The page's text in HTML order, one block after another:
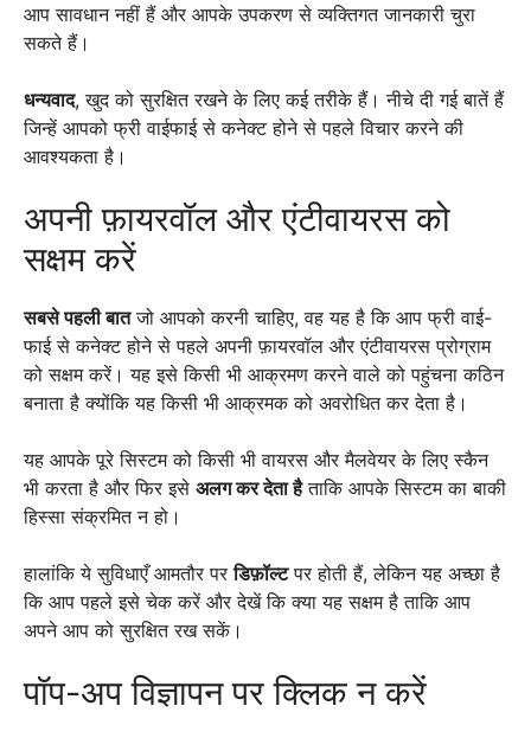
आप सावधान नहीं हैं और आपके उपकरण से व्यक्तिगत जानकारी चुरा
सकते हैं।
धन्यवाद, खुद को सुरक्षित रखने के लिए कई तरीके हैं। नीचे दी गई बातें हैं
जिन्हें आपको फ्री वाईफाई से कनेक्ट होने से पहले विचार करने की
आवश्यकता है।
अपनी फ़ायरवॉल और एंटीवायरस को
सक्षम करें
सबसे पहली बातजो आपको करनी चाहिए, वह यह है कि आप फ्री वाई-
फाई से कनेक्ट होने से पहले अपनी फ़ायरवॉल और एंटीवायरस प्रोग्राम
को सक्षम करें। यह इसे किसी भी आक्रमण करने वाले को पहुंचना कठिन
बनाता है क्योंकि यह किसी भी आक्रमक को अवरोधित कर देता है।
यह आपके पूरे सिस्टम को किसी भी वायरस और मैलवेयर के लिए स्कैन
भी करता है और फिर इसे अलग कर देता हैताकि आपके सिस्टम का बाकी
हिस्सा संक्रमित न हो।
हालांकि ये सुविधाएँ आमतौर परडिफ़ॉल्टपर होती हैं, लेकिन यह अच्छा है
कि आप पहले इसे चेक करें और देखें कि क्या यह सक्षम है ताकि आप
अपने आप को सुरक्षित रख सकें।
पॉप-अप विज्ञापन पर क्लिक न करें